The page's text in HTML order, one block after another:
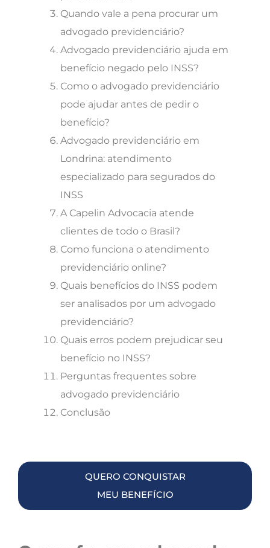
Quando vale a pena procurar um
advogado previdenciário?
Advogado previdenciário ajuda em
benefício negado pelo INSS?
Como o advogado previdenciário
pode ajudar antes de pedir o
benefício?
Advogado previdenciário em
Londrina: atendimento
especializado para segurados do
INSS
A Capelin Advocacia atende
clientes de todo o Brasil?
Como funciona o atendimento
previdenciário online?
Quais benefícios do INSS podem
ser analisados por um advogado
previdenciário?
Quais erros podem prejudicar seu
benefício no INSS?
Perguntas frequentes sobre
advogado previdenciário
Conclusão
QUERO CONQUISTAR
MEU BENEFÍCIO